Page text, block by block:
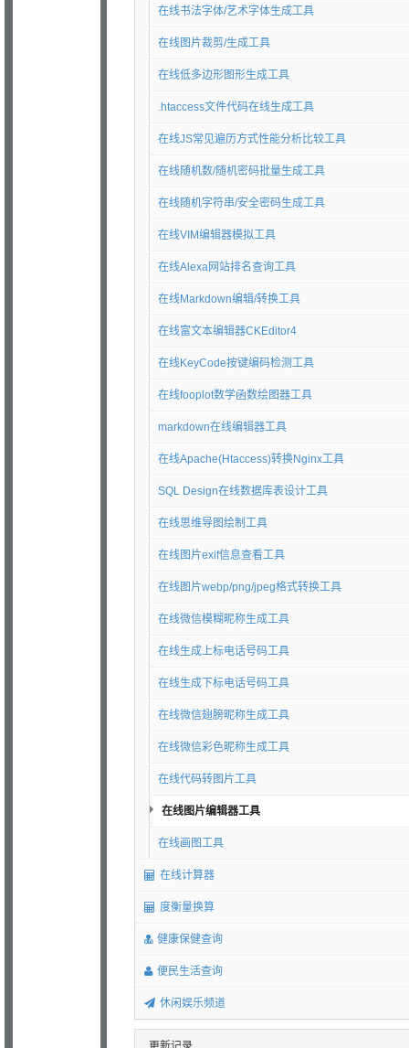
在线书法字体/艺术字体生成工具
在线图片裁剪/生成工具
在线低多边形图形生成工具
.htaccess文件代码在线生成工具
在线JS常见遍历方式性能分析比较工具
在线随机数/随机密码批量生成工具
在线随机字符串/安全密码生成工具
在线VIM编辑器模拟工具
在线Alexa网站排名查询工具
在线Markdown编辑/转换工具
在线富文本编辑器CKEditor4
在线KeyCode按键编码检测工具
在线fooplot数学函数绘图器工具
markdown在线编辑器工具
在线Apache(Htaccess)转换Nginx工具
SQL Design在线数据库表设计工具
在线思维导图绘制工具
在线图片exif信息查看工具
在线图片webp/png/jpeg格式转换工具
在线微信模糊昵称生成工具
在线生成上标电话号码工具
在线生成下标电话号码工具
在线微信翅膀昵称生成工具
在线微信彩色昵称生成工具
在线代码转图片工具
在线图片编辑器工具
在线画图工具
在线计算器
度衡量换算
健康保健查询
便民生活查询
休闲娱乐频道